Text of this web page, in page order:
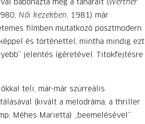
babonázta meg a tanárait (Werther
Női kezekben , 1981) már
filmben mutatkozó posztmodern
és történettel, mintha mindig ezt
jelentés ígéretével. Titokfejtésre
teli, már-már szürreális
(kivált a melodráma, a thriller
Méhes Marietta) „beemelésével”